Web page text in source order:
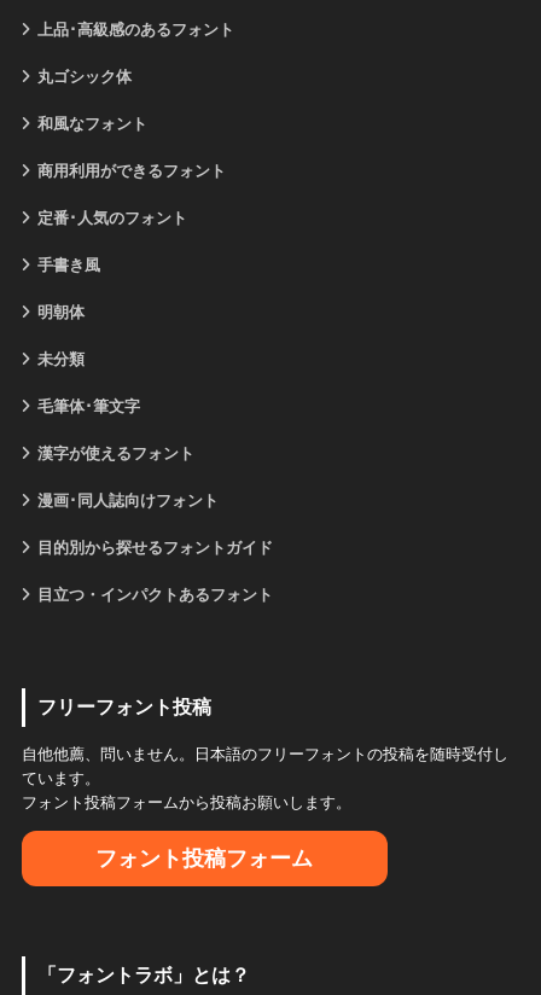
上品･高級感のあるフォント
丸ゴシック体
和風なフォント
商用利用ができるフォント
定番･人気のフォント
手書き風
明朝体
未分類
毛筆体･筆文字
漢字が使えるフォント
漫画･同人誌向けフォント
目的別から探せるフォントガイド
目立つ・インパクトあるフォント
フリーフォント投稿
自他他薦、問いません。日本語のフリーフォントの投稿を随時受付し
ています。
フォント投稿フォームから投稿お願いします。
フォント投稿フォーム
「フォントラボ」とは？